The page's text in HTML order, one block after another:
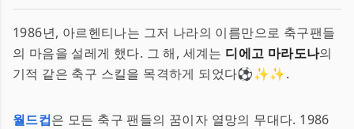
1986년, 아르헨티나는 그저 나라의 이름만으로 축구팬들
의 마음을 설레게 했다. 그 해, 세계는 디에고 마라도나의
기적 같은 축구 스킬을 목격하게 되었다⚽✨✨.
월드컵은 모든 축구 팬들의 꿈이자 열망의 무대다. 1986